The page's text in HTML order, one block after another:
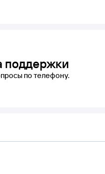
поддержки
по телефону.